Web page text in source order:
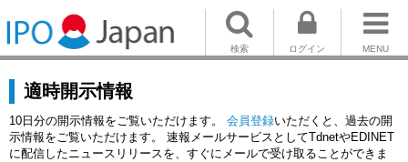
MENU
ログイン
検索
適時開示情報
10日分の開示情報をご覧いただけます。 会員登録いただくと、過去の開
示情報をご覧いただけます。 速報メールサービスとしてTdnetやEDINET
に配信したニュースリリースを、すぐにメールで受け取ることができま